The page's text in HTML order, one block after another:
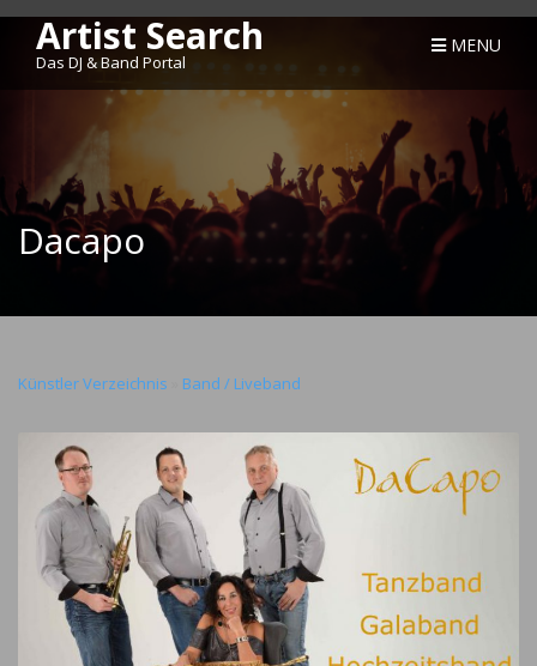
Artist Search
Das DJ & Band Portal
MENU
Dacapo
Künstler Verzeichnis Band / Liveband